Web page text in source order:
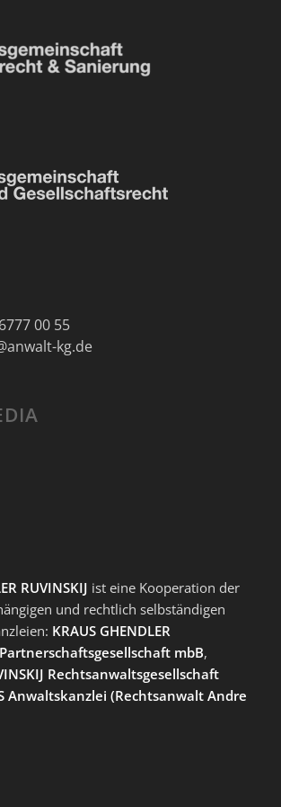
00 55
kg.de
RUVINSKIJ ist eine Kooperation der
und rechtlich selbständigen
KRAUS GHENDLER
mbB,
Rechtsanwaltsgesellschaft
Anwaltskanzlei (Rechtsanwalt Andre